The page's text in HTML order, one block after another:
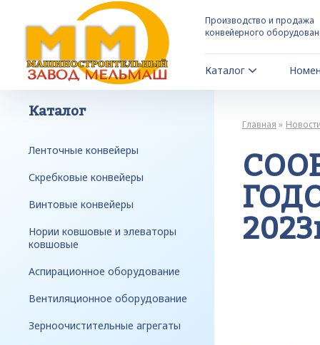
Производство и продажа
конвейерного
Каталог
Каталог
Ленточные конвейеры
Скребковые конвейеры
Винтовые конвейеры
Нории ковшовые и элеваторы
ковшовые
Аспирационное оборудование
Вентиляционное оборудование
Зерноочистительные агрегаты
Главная